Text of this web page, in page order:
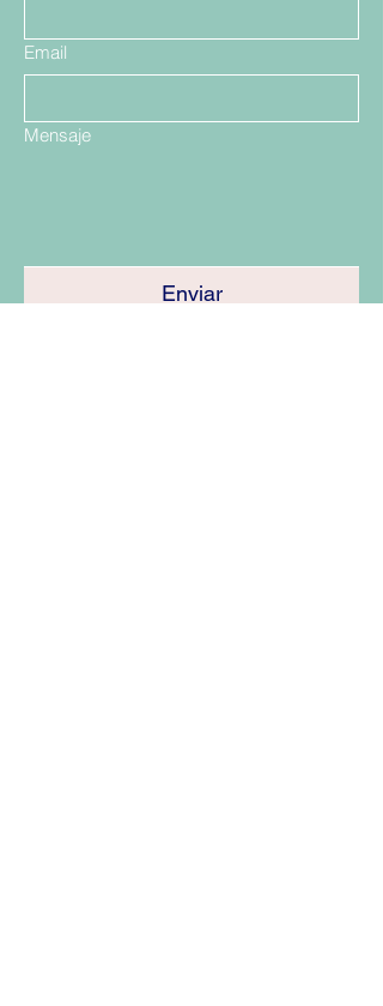
Email
Mensaje
Enviar